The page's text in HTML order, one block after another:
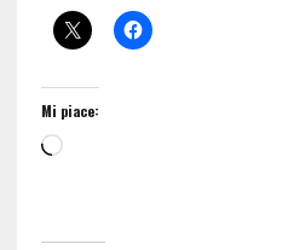
Mi piace: